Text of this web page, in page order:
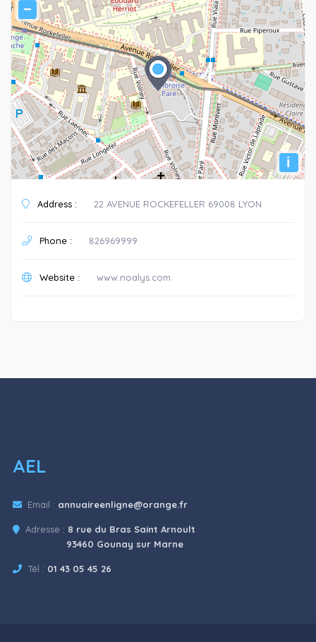
−
i
Address : 22 AVENUE ROCKEFELLER 69008 LYON
Phone : 826969999
Website : www.noalys.com
AEL
Email : annuaireenligne@orange.fr
Adresse : 8 rue du Bras Saint Arnoult
93460 Gounay sur Marne
Tél : 01 43 05 45 26